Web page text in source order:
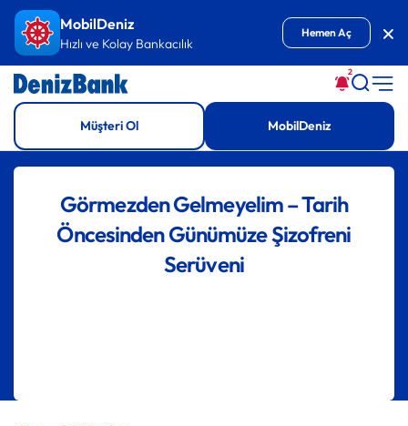
İçeriğe GitMobilDeniz
Hızlı ve Kolay Bankacılık
Hemen Aç
2
Müşteri Ol MobilDeniz
Görmezden Gelmeyelim – Tarih
Öncesinden Günümüze Şizofreni
Serüveni